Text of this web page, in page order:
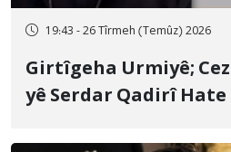
19:43 - 26 Tîrmeh (Temûz) 2026
Girtîgeha Urmiyê;
yê Serdar Qadirî